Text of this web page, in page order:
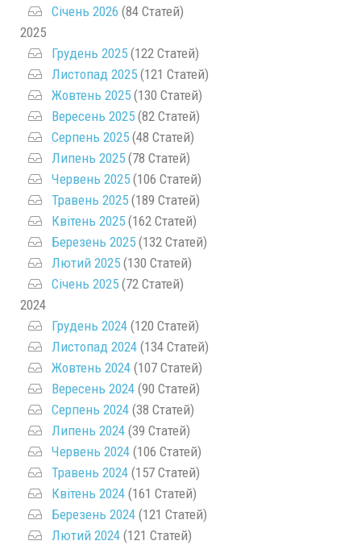
Січень 2026 (84 Статей)
2025
Грудень 2025 (122 Статей)
Листопад 2025 (121 Статей)
Жовтень 2025 (130 Статей)
Вересень 2025 (82 Статей)
Серпень 2025 (48 Статей)
Липень 2025 (78 Статей)
Червень 2025 (106 Статей)
Травень 2025 (189 Статей)
Квітень 2025 (162 Статей)
Березень 2025 (132 Статей)
Лютий 2025 (130 Статей)
Січень 2025 (72 Статей)
2024
Грудень 2024 (120 Статей)
Листопад 2024 (134 Статей)
Жовтень 2024 (107 Статей)
Вересень 2024 (90 Статей)
Серпень 2024 (38 Статей)
Липень 2024 (39 Статей)
Червень 2024 (106 Статей)
Травень 2024 (157 Статей)
Квітень 2024 (161 Статей)
Березень 2024 (121 Статей)
Лютий 2024 (121 Статей)